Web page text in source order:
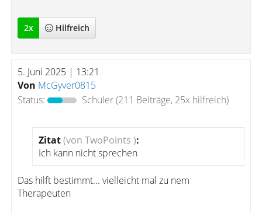
2x Hilfreich
5. Juni 2025 | 13:21
Von McGyver0815
Status:
Schüler(211 Beiträge, 25x hilfreich)
Zitat(von TwoPoints ):
Ich kann nicht sprechen
Das hilft bestimmt... vielleicht mal zu nem
Therapeuten